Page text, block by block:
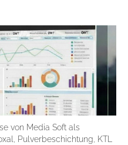
von Media Soft als
Pulverbeschichtung, KTL